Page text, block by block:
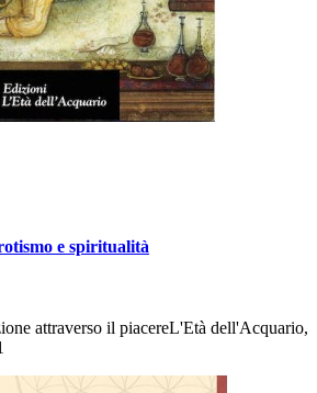
e spiritualità
attraverso il piacereL'Età dell'Acquario,